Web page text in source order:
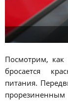
Посмотрим, как
бросается
питания.